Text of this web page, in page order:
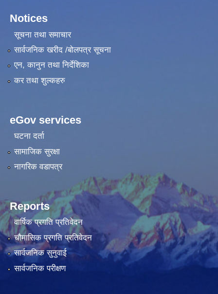
Notices
सूचना तथा समाचार
सार्वजनिक खरीद /बोलपत्र सूचना
एन, कानुन तथा निर्देशिका
कर तथा शुल्कहरु
eGov services
घटना दर्ता
सामाजिक सुरक्षा
नागरिक वडापत्र
Reports
वार्षिक प्रगति प्रतिवेदन
चौमासिक प्रगति प्रतिवेदन
सार्वजनिक सुनुवाई
सार्वजनिक परीक्षण